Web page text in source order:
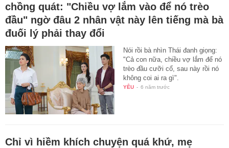
chồng quát: "Chiều vợ lắm vào để nó trèo
đầu" ngờ đâu 2 nhân vật này lên tiếng mà bà
đuối lý phải thay đổi
Nói rồi bà nhìn Thái đanh giọng:
"Cả con nữa, chiều vợ lắm để nó
trèo đầu cưỡi cổ, sau này rồi nó
không coi ai ra gì".
YÊU - 6 năm trước
Chỉ vì hiềm khích chuyện quá khứ, mẹ